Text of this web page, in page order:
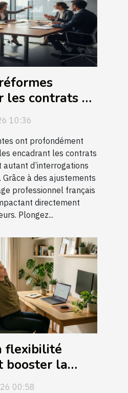
les contrats de
10:36
ont profondément
encadrant les contrats
d’interrogations
Grâce à des ajustements
professionnel français
directement
Plongez...
flexibilité
booster la
00:58